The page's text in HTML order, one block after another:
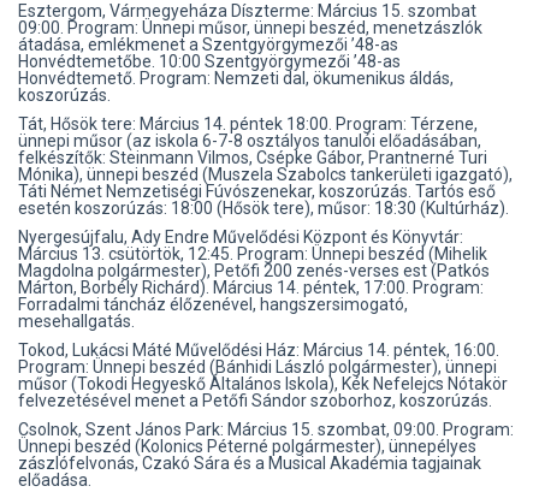
Esztergom, Vármegyeháza Díszterme: Március 15. szombat
09:00. Program: Ünnepi műsor, ünnepi beszéd, menetzászlók
átadása, emlékmenet a Szentgyörgymezői ’48-as
Honvédtemetőbe. 10:00 Szentgyörgymezői ’48-as
Honvédtemető. Program: Nemzeti dal, ökumenikus áldás,
koszorúzás.
Tát, Hősök tere: Március 14. péntek 18:00. Program: Térzene,
ünnepi műsor (az iskola 6-7-8 osztályos tanulói előadásában,
felkészítők: Steinmann Vilmos, Csépke Gábor, Prantnerné Turi
Mónika), ünnepi beszéd (Muszela Szabolcs tankerületi igazgató),
Táti Német Nemzetiségi Fúvószenekar, koszorúzás. Tartós eső
esetén koszorúzás: 18:00 (Hősök tere), műsor: 18:30 (Kultúrház).
Nyergesújfalu, Ady Endre Művelődési Központ és Könyvtár:
Március 13. csütörtök, 12:45. Program: Ünnepi beszéd (Mihelik
Magdolna polgármester), Petőfi 200 zenés-verses est (Patkós
Márton, Borbély Richárd). Március 14. péntek, 17:00. Program:
Forradalmi táncház élőzenével, hangszersimogató,
mesehallgatás.
Tokod, Lukácsi Máté Művelődési Ház: Március 14. péntek, 16:00.
Program: Ünnepi beszéd (Bánhidi László polgármester), ünnepi
műsor (Tokodi Hegyeskő Általános Iskola), Kék Nefelejcs Nótakör
felvezetésével menet a Petőfi Sándor szoborhoz, koszorúzás.
Csolnok, Szent János Park: Március 15. szombat, 09:00. Program:
Ünnepi beszéd (Kolonics Péterné polgármester), ünnepélyes
zászlófelvonás, Czakó Sára és a Musical Akadémia tagjainak
előadása.